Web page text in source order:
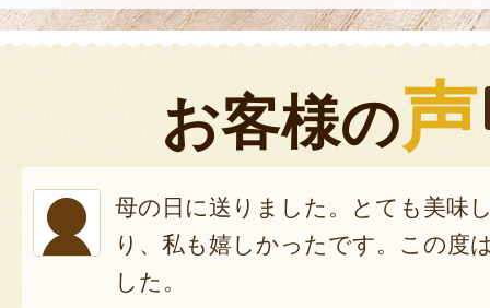
お客様の声
母の日に送りました。とても美味
り、私も嬉しかったです。この度
した。